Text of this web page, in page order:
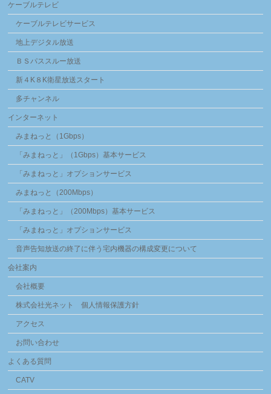
ケーブルテレビ
ケーブルテレビサービス
地上デジタル放送
ＢＳパススルー放送
新４K８K衛星放送スタート
多チャンネル
インターネット
みまねっと（1Gbps）
「みまねっと」（1Gbps）基本サービス
「みまねっと」オプションサービス
みまねっと（200Mbps）
「みまねっと」（200Mbps）基本サービス
「みまねっと」オプションサービス
音声告知放送の終了に伴う宅内機器の構成変更について
会社案内
会社概要
株式会社光ネット 個人情報保護方針
アクセス
お問い合わせ
よくある質問
CATV